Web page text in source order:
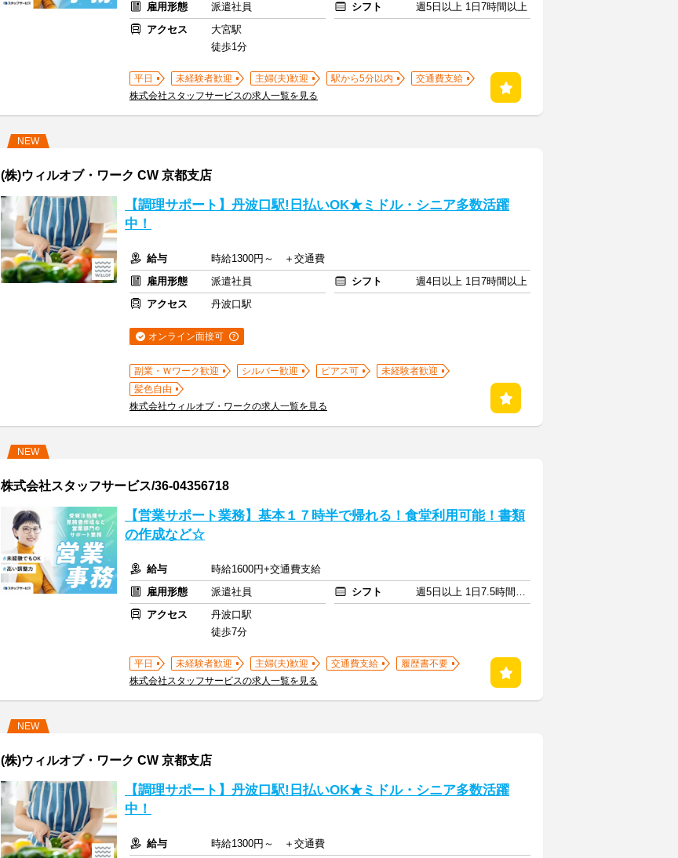
雇用形態
派遣社員 シフト
週5日以上 1日7時間以上
アクセス
大宮駅
徒歩1分
平日 未経験者歓迎 主婦(夫)歓迎 駅から5分以内
交通費支給
株式会社スタッフサービスの求人一覧を見る
NEW
(株)ウィルオブ・ワーク CW 京都支店
【調理サポート】丹波口駅!日払いOK★ミドル・シニア多数活躍
中！
給与
時給1300円～ ＋交通費
雇用形態
派遣社員 シフト
週4日以上 1日7時間以上
アクセス
丹波口駅
オンライン面接可
副業・Ｗワーク歓迎 シルバー歓迎 ピアス可
未経験者歓迎
髪色自由
株式会社ウィルオブ・ワークの求人一覧を見る
NEW
株式会社スタッフサービス/36-04356718
【営業サポート業務】基本１７時半で帰れる！食堂利用可能！書類
の作成など☆
給与
時給1600円+交通費支給
雇用形態
派遣社員 シフト
週5日以上 1日7.5時間以上
アクセス
丹波口駅
徒歩7分
平日 未経験者歓迎 主婦(夫)歓迎 交通費支給
履歴書不要
株式会社スタッフサービスの求人一覧を見る
NEW
(株)ウィルオブ・ワーク CW 京都支店
【調理サポート】丹波口駅!日払いOK★ミドル・シニア多数活躍
中！
給与 時給1300円～ ＋交通費